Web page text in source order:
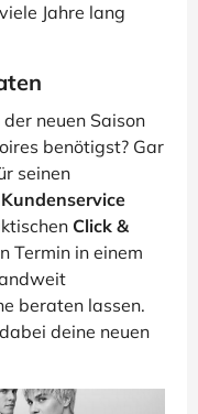
viele Jahre lang
neuen Saison
benötigst? Gar
seinen
Click &
Termin in einem
beraten lassen.
deine neuen